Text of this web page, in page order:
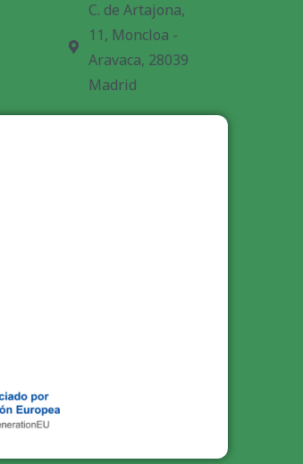
C. de Artajona,
11, Moncloa -
Aravaca, 28039
Madrid